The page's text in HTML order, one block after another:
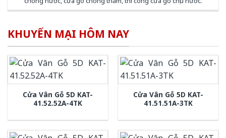
KHUYẾN MẠI HÔM NAY
Cửa Vân Gỗ 5D KAT-
41.52.52A-4TK
Cửa Vân Gỗ 5D KAT-
41.51.51A-3TK